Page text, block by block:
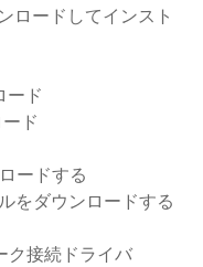
ロードしてインスト
ード
ド
ードする
をダウンロードする
ク接続ドライバ